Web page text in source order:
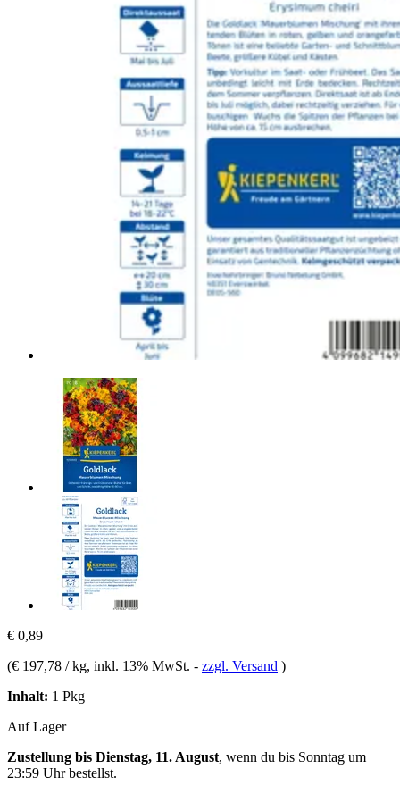
€ 0,89
(€ 197,78 / kg, inkl. 13% MwSt. - zzgl. Versand )
Inhalt: 1 Pkg
Auf Lager
Zustellung bis Dienstag, 11. August, wenn du bis Sonntag um
23:59 Uhrbestellst.